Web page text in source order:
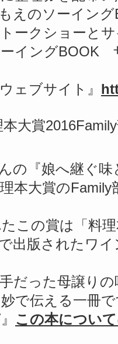
えのソーイン
ークショーと
ーイングBOOK
ェブサイト』
大賞
の『娘へ継ぐ
本大賞の
この賞は「料
出版されたワ
だった母譲り
で伝える一冊
この本につい